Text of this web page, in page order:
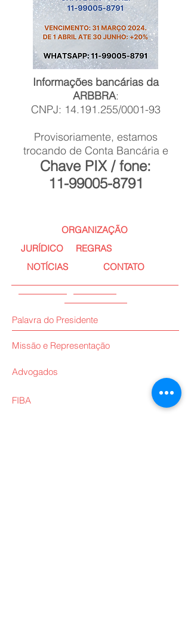
Informações bancárias da
ARBBRA:
CNPJ: 14.191.255/0001-93
Provisoriamente, estamos
trocando de Conta Bancária e
Chave PIX / fone:
11-99005-8791
ORGANIZAÇÃO
JURÍDICO
REGRAS
NOTÍCIAS
CONTATO
Palavra do Presidente
Missão e Representação
Advogados
FIBA